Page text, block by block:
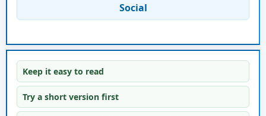
Social
Keep it easy to read
Try a short version first